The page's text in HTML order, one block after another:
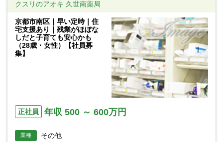
クスリのアオキ 久世南薬局
京都市南区｜早い定時｜住
宅支援あり｜残業がほぼな
しだと子育ても安心かも
（28歳・女性）【社員募
集】
正社員 年収 500 ～ 600万円
業種 その他